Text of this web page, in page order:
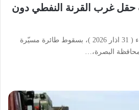
غرب القرنة النفطي دون
أفاد مصدر أمني، اليوم الثلاثاء ( 31 اذار 2026 )، بسقوط طائرة مسيّرة
البصرة،…